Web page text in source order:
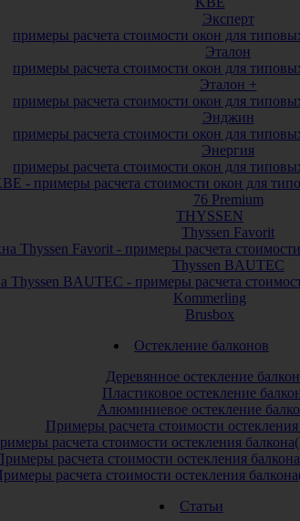
Эксперт
примеры расчета стоимости окон для
Эталон
примеры расчета стоимости окон для
Эталон +
примеры расчета стоимости окон для
Энджин
примеры расчета стоимости окон для
Энергия
примеры расчета стоимости окон для
- примеры расчета стоимости окон для
76 Premium
THYSSEN
Thyssen Favorit
Thyssen Favorit - примеры расчета
Thyssen BAUTEC
Thyssen BAUTEC - примеры расчета
Kommerling
Brusbox
Остекление балконов
Деревянное остекление
Пластиковое остекление
Алюминиевое остекление
Примеры расчета стоимости
расчета стоимости остекления
расчета стоимости остекления
расчета стоимости остекления
Статьи